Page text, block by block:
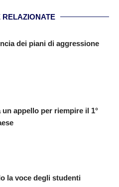
RELAZIONATE
dei piani di aggressione
appello per riempire il 1°
la voce degli studenti